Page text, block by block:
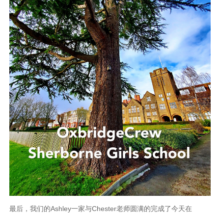
最后，我们的Ashley一家与Chester老师圆满的完成了今天在